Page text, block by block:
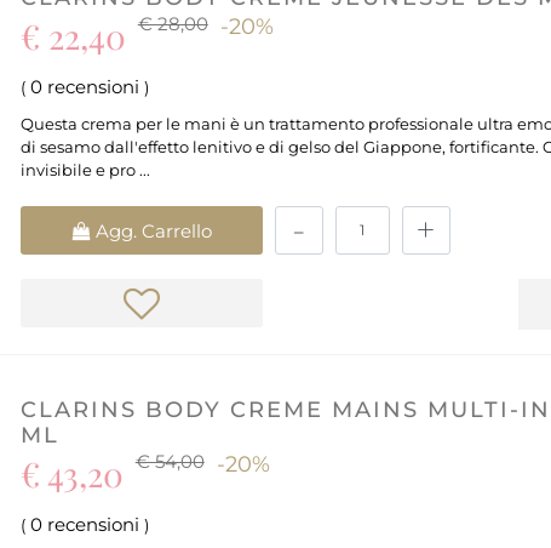
€ 28,00 -20%
€ 22,40
( 0 recensioni )
Questa crema per le mani è un trattamento professionale ultra
di sesamo dall'effetto lenitivo e di gelso del Giappone, fortificante.
invisibile e pro ...
Agg. Carrello
CLARINS BODY CREME MAINS MULTI-
ML
€ 54,00 -20%
€ 43,20
( 0 recensioni )